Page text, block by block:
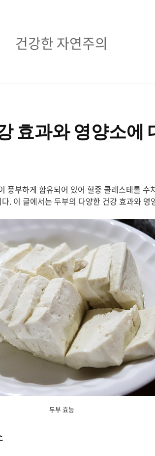
강
주
건강한 자연주의
효과와 영양소에
풍부하게 함유되어 있어 혈중 콜레스테롤 수
. 이 글에서는 두부의 다양한 건강 효과와 영
두부 효능